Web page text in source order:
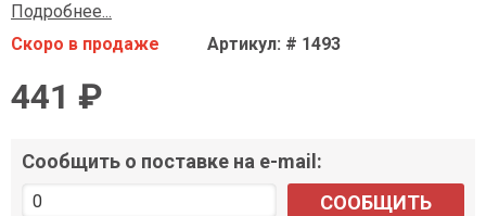
Подробнее...
Скоро в продаже
Артикул: # 1493
441 ₽
Сообщить о поставке на e-mail:
СООБЩИТЬ